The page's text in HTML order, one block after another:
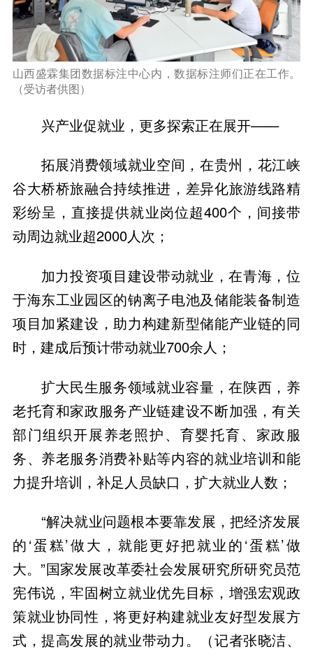
山西盛霖集团数据标注中心内，数据标注师们正在工作。
（受访者供图）
兴产业促就业，更多探索正在展开——
拓展消费领域就业空间，在贵州，花江峡
谷大桥桥旅融合持续推进，差异化旅游线路精
彩纷呈，直接提供就业岗位超400个，间接带
动周边就业超2000人次；
加力投资项目建设带动就业，在青海，位
于海东工业园区的钠离子电池及储能装备制造
项目加紧建设，助力构建新型储能产业链的同
时，建成后预计带动就业700余人；
扩大民生服务领域就业容量，在陕西，养
老托育和家政服务产业链建设不断加强，有关
部门组织开展养老照护、育婴托育、家政服
务、养老服务消费补贴等内容的就业培训和能
力提升培训，补足人员缺口，扩大就业人数；
“解决就业问题根本要靠发展，把经济发展
的‘蛋糕’做大，就能更好把就业的‘蛋糕’做
大。”国家发展改革委社会发展研究所研究员范
宪伟说，牢固树立就业优先目标，增强宏观政
策就业协同性，将更好构建就业友好型发展方
式，提高发展的就业带动力。（记者张晓洁、